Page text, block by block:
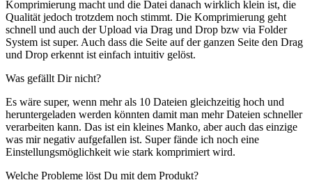
Komprimierung macht und die Datei danach wirklich klein ist, die
Qualität jedoch trotzdem noch stimmt. Die Komprimierung geht
schnell und auch der Upload via Drag und Drop bzw via Folder
System ist super. Auch dass die Seite auf der ganzen Seite den Drag
und Drop erkennt ist einfach intuitiv gelöst.
Was gefällt Dir nicht?
Es wäre super, wenn mehr als 10 Dateien gleichzeitig hoch und
heruntergeladen werden könnten damit man mehr Dateien schneller
verarbeiten kann. Das ist ein kleines Manko, aber auch das einzige
was mir negativ aufgefallen ist. Super fände ich noch eine
Einstellungsmöglichkeit wie stark komprimiert wird.
Welche Probleme löst Du mit dem Produkt?